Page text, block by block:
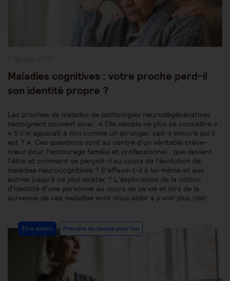
Maladies cognitives : votre proche perd-il
son identité propre ?
Les proches de malades de pathologies neurodégénératives
témoignent souvent ainsi : « Elle semble ne plus se connaître » ;
« S’il m’apparaît à moi comme un étranger, sait-il encore qui il
est ? ». Ces questions sont au centre d’un véritable crève-
cœur pour l’entourage familial et professionnel : que devient
l’être et comment se perçoit-il au cours de l’évolution de
maladies neurocognitives ? S’efface-t-il à lui-même et aux
autres jusqu’à ne plus exister ? L’exploration de la notion
d’identité d’une personne au cours de sa vie et lors de la
survenue de ces maladies vont nous aider à y voir plus clair.
Post
Category:
Être aidant Prendre du temps pour soi